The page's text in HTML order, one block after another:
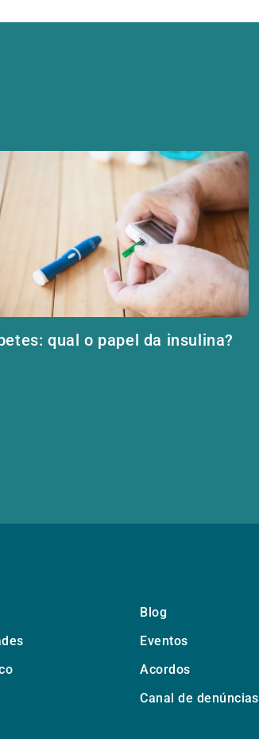
qual o papel da insulina?
Blog
Eventos
Acordos
Canal de denúncias